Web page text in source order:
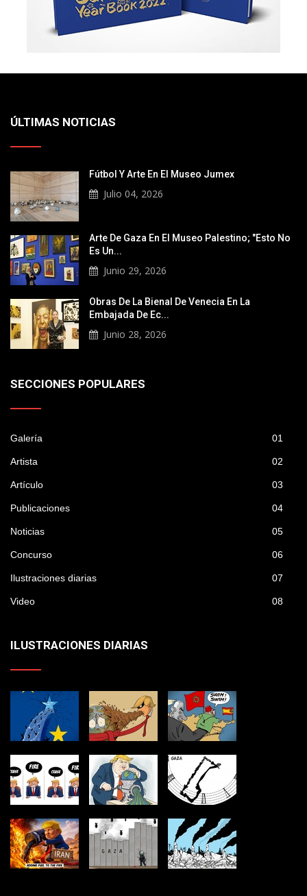
ÚLTIMAS NOTICIAS
Fútbol Y Arte En El Museo Jumex
Julio 04, 2026
Arte De Gaza En El Museo Palestino; "Esto No
Es Un...
Junio 29, 2026
Obras De La Bienal De Venecia En La
Embajada De Ec...
Junio 28, 2026
SECCIONES POPULARES
Galería 01
Artista 02
Artículo 03
Publicaciones 04
Noticias 05
Concurso 06
Ilustraciones diarias 07
Video 08
ILUSTRACIONES DIARIAS